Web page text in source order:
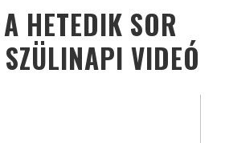
HETEDIK SOR
VIDEÓ